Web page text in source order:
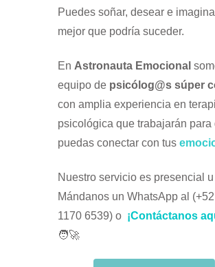
Puedes soñar, desear e
mejor que podría suceder.
En Astronauta Emocional
equipo de psicólog@s súper
con amplia experiencia en
psicológica que trabajarán para
puedas conectar con tus
Nuestro servicio es presencial
Mándanos un WhatsApp al
1170 6539) o ¡Contáctanos
🧑‍🚀